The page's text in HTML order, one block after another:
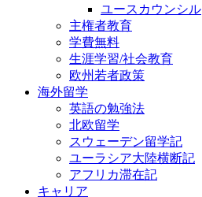
ユースカウンシル
主権者教育
学費無料
生涯学習/社会教育
欧州若者政策
海外留学
英語の勉強法
北欧留学
スウェーデン留学記
ユーラシア大陸横断記
アフリカ滞在記
キャリア